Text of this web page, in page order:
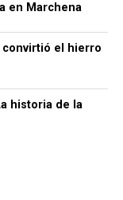
influencia
Su
de
arte de
era tener un
en Marchena
convirtió el hierro
historia de la